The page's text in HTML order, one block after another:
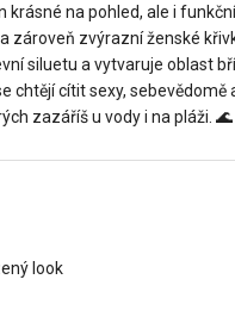
krásné na pohled, ale i
zároveň zvýrazní ženské
siluetu a vytvaruje oblast
chtějí cítit sexy, sebevědomě
zazáříš u vody i na pláži. 🌊
look